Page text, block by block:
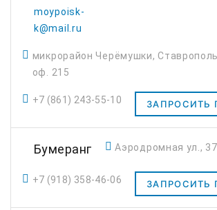
moypoisk-
k@mail.ru
микрорайон Черёмушки,
оф. 215
+7 (861) 243-55-10 ЗАПРОСИТЬ
Бумеранг Аэродромная ул.,
+7 (918) 358-46-06 ЗАПРОСИТЬ